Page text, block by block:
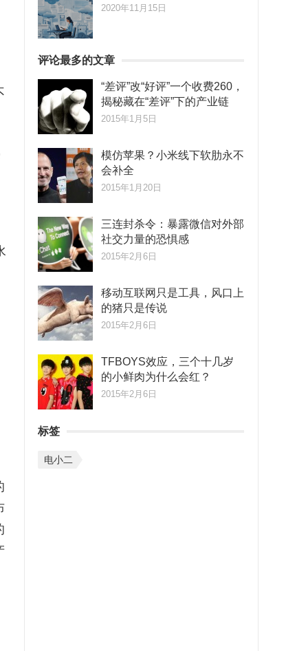
2020年11月15日
评论最多的文章
“差评”改“好评”一个收费260，
揭秘藏在“差评”下的产业链
2015年1月5日
模仿苹果？小米线下软肋永不
会补全
2015年1月20日
三连封杀令：暴露微信对外部
社交力量的恐惧感
2015年2月6日
移动互联网只是工具，风口上
的猪只是传说
2015年2月6日
TFBOYS效应，三个十几岁
的小鲜肉为什么会红？
2015年2月6日
标签
电小二